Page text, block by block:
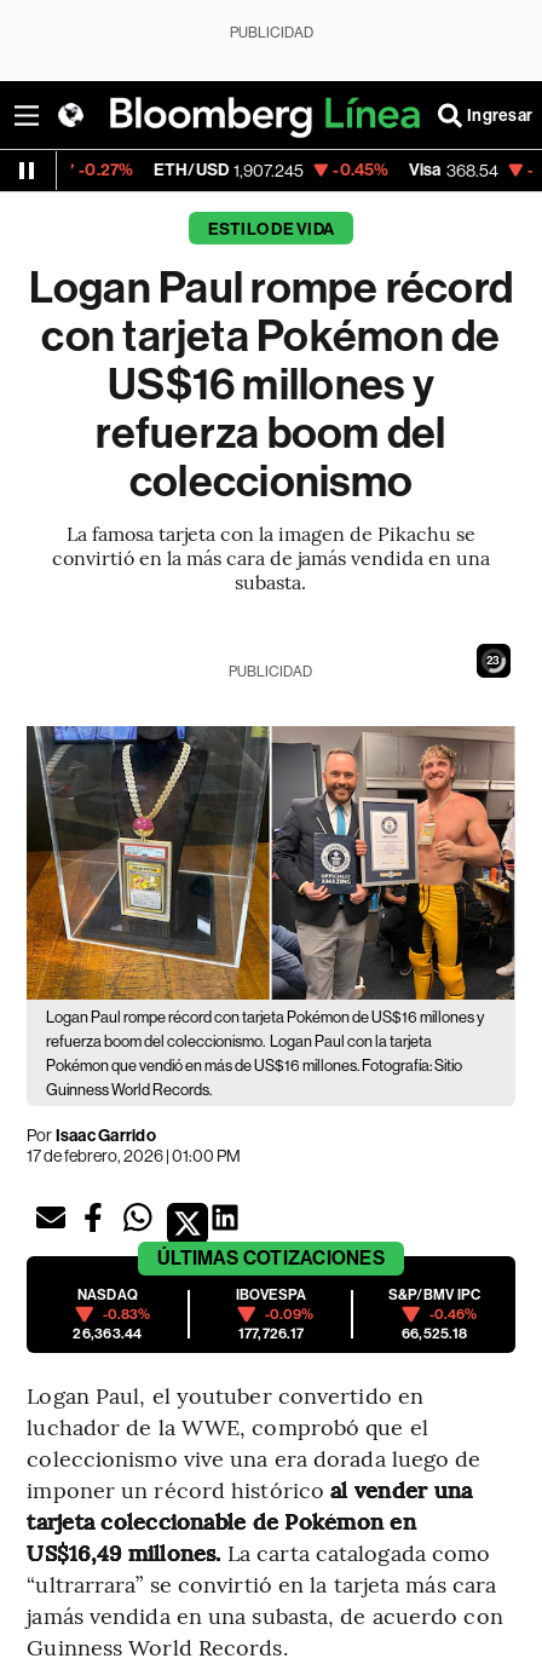
PUBLICIDAD
Ingresar
ETH/USD 1,907.245 -0.45% Visa 368.54 -0.28%
ESTILO DE VIDA
Logan Paul rompe récord
con tarjeta Pokémon de
US$16 millones y
refuerza boom del
coleccionismo
La famosa tarjeta con la imagen de Pikachu se
convirtió en la más cara de jamás vendida en una
subasta.
21
PUBLICIDAD
Logan Paul rompe récord con tarjeta Pokémon de US$16 millones y
refuerza boom del coleccionismo. Logan Paul con la tarjeta
Pokémon que vendió en más de US$16 millones. Fotografía: Sitio
Guinness World Records.
PorIsaac Garrido
17 de febrero, 2026 | 01:00 PM
ÚLTIMAS COTIZACIONES
NASDAQ
-0.83%
26,363.44
IBOVESPA
-0.09%
177,726.17
S&P/BMV IPC
-0.46%
66,525.18
Logan Paul, el youtuber convertido en
luchador de la WWE, comprobó que el
coleccionismo vive una era dorada luego de
imponer un récord históricoal vender una
tarjeta coleccionable de Pokémon en
US$16,49 millones. La carta catalogada como
“ultrarrara” se convirtió en la tarjeta más cara
jamás vendida en una subasta, de acuerdo con
Guinness World Records.